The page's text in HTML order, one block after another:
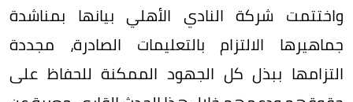
واختتمت شركة النادي الأهلي بيانها بمناشدة
جماهيرها الالتزام بالتعليمات الصادرة، مجددة
التزامها ببذل كل الجهود الممكنة للحفاظ على